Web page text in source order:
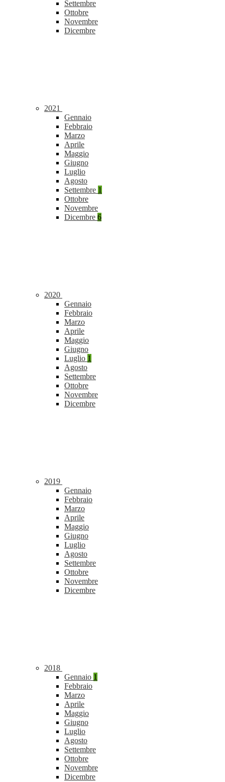
Settembre
Ottobre
Novembre
Dicembre
2021
Gennaio
Febbraio
Marzo
Aprile
Maggio
Giugno
Luglio
Agosto
Settembre 1
Ottobre
Novembre
Dicembre 6
2020
Gennaio
Febbraio
Marzo
Aprile
Maggio
Giugno
Luglio 1
Agosto
Settembre
Ottobre
Novembre
Dicembre
2019
Gennaio
Febbraio
Marzo
Aprile
Maggio
Giugno
Luglio
Agosto
Settembre
Ottobre
Novembre
Dicembre
2018
Gennaio 1
Febbraio
Marzo
Aprile
Maggio
Giugno
Luglio
Agosto
Settembre
Ottobre
Novembre
Dicembre